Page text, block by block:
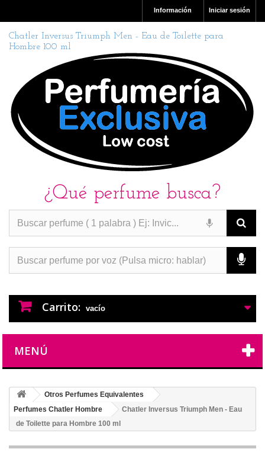
Iniciar sesión
Información
Chatler Inversus Triumph Men - Eau de Toilette para
Hombre 100 ml
¿Qué perfume busca?
Carrito: vacío
MENÚ
Otros Perfumes Equivalentes
Perfumes Chatler Hombre
Chatler Inversus Triumph Men - Eau
de Toilette para Hombre 100 ml